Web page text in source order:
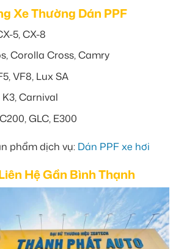
Xe Thường Dán PPF
5, CX-8
Corolla Cross, Camry
VF8, Lux SA
K3, Carnival
GLC, E300
phẩm dịch vụ: Dán PPF xe hơi
Hệ Gần Bình Thạnh